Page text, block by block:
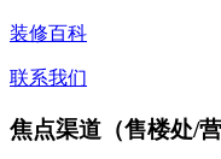
装修百科
联系我们
焦点渠道（售楼处/